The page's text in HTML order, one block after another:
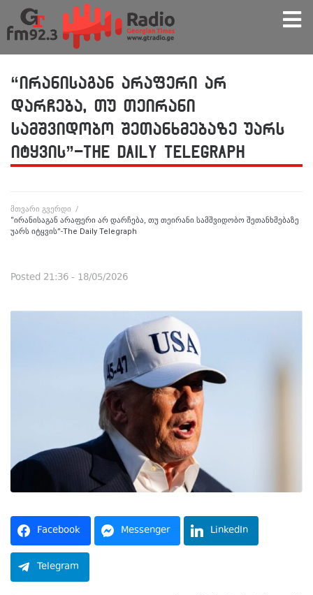
“ირანისაგან არაფერი არ
დარჩება, თუ თეირანი
სამშვიდობო შეთანხმებაზე უარს
იტყვის”-The Daily Telegraph
მთვარი გვერდი /
“ირანისაგან არაფერი არ დარჩება, თუ თეირანი სამშვიდობო შეთანხმებაზე
უარს იტყვის”-The Daily Telegraph
Posted 21:36 - 18/05/2026
Facebook Messenger LinkedIn
Telegram